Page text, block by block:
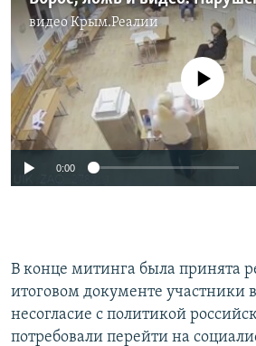
видеоКрым.Реалии
720p 1080p
No media source
0:00
В конце митинга была принята
итоговом документе участники
несогласие с политикой
потребовали перейти на